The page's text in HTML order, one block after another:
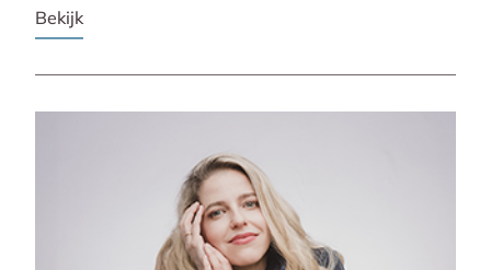
programma’s van barok tot wereldpremière.
Bekijk